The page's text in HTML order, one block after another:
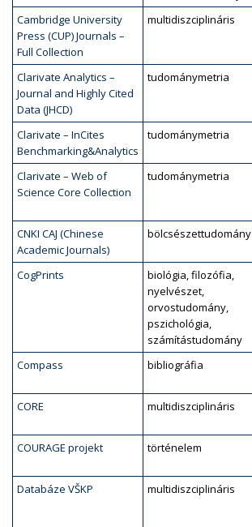
Cambridge University
Press (CUP) Journals –
Full Collection
multidiszciplináris
Clarivate Analytics –
Journal and Highly Cited
Data (JHCD)
tudománymetria
Clarivate – InCites
Benchmarking&Analytics
tudománymetria
Clarivate – Web of
Science Core Collection
tudománymetria
CNKI CAJ (Chinese
Academic Journals)
bölcsészettudomány
CogPrints
biológia, filozófia,
nyelvészet,
orvostudomány,
pszichológia,
számítástudomány
Compass bibliográfia
CORE multidiszciplináris
COURAGE projekt történelem
Databáze VŠKP multidiszciplináris